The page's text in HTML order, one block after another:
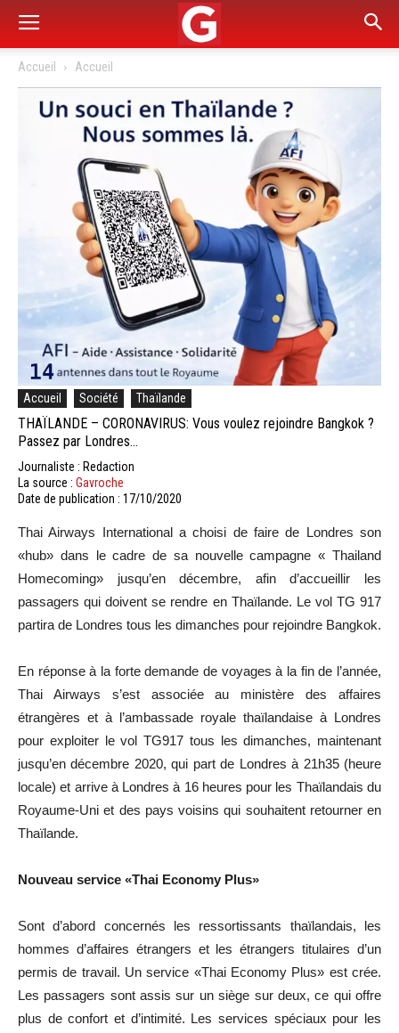
Accueil Accueil
Accueil Société Thaïlande
THAÏLANDE – CORONAVIRUS: Vous voulez rejoindre Bangkok ?
Passez par Londres…
Journaliste : Redaction
La source : Gavroche
Date de publication : 17/10/2020
Thai Airways International a choisi de faire de Londres son
«hub» dans le cadre de sa nouvelle campagne « Thailand
Homecoming» jusqu’en décembre, afin d’accueillir les
passagers qui doivent se rendre en Thaïlande. Le vol TG 917
partira de Londres tous les dimanches pour rejoindre Bangkok.
En réponse à la forte demande de voyages à la fin de l’année,
Thai Airways s’est associée au ministère des affaires
étrangères et à l’ambassade royale thaïlandaise à Londres
pour exploiter le vol TG917 tous les dimanches, maintenant
jusqu’en décembre 2020, qui part de Londres à 21h35 (heure
locale) et arrive à Londres à 16 heures pour les Thaïlandais du
Royaume-Uni et des pays voisins qui souhaitent retourner en
Thaïlande.
Nouveau service «Thai Economy Plus»
Sont d’abord concernés les ressortissants thaïlandais, les
hommes d’affaires étrangers et les étrangers titulaires d’un
permis de travail. Un service «Thai Economy Plus» est crée.
Les passagers sont assis sur un siège sur deux, ce qui offre
plus de confort et d’intimité. Les services spéciaux pour les